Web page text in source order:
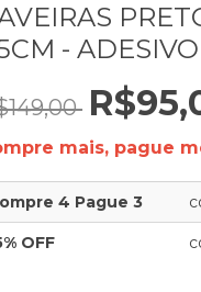
-
mais, pague
4 Pague 3
OFF